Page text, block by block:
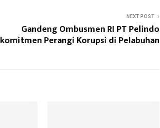
NEXT POST
Gandeng Ombusmen RI PT Pelindo
komitmen Perangi Korupsi di Pelabuhan